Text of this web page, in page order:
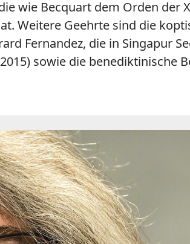
wie Becquart dem Orden der
Weitere Geehrte sind die
Fernandez, die in Singapur
sowie die benediktinische